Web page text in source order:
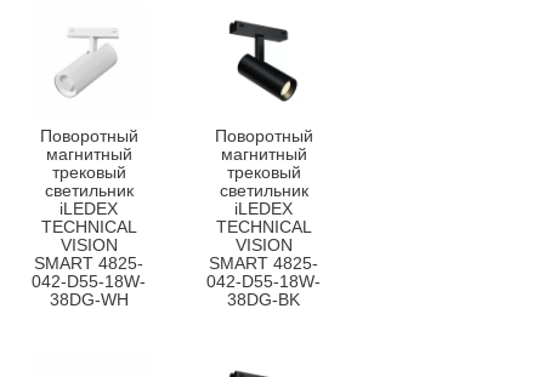
Поворотный
магнитный
трековый
светильник
iLEDEX
TECHNICAL
VISION
SMART 4825-
042-D55-18W-
38DG-WH
Поворотный
магнитный
трековый
светильник
iLEDEX
TECHNICAL
VISION
SMART 4825-
042-D55-18W-
38DG-BK